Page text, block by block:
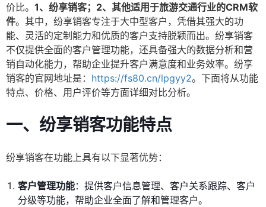
价比。 1、纷享销客；2、其他适用于旅游交通行业的CRM软
件。其中，纷享销客专注于大中型客户，凭借其强大的功
能、灵活的定制能力和优质的客户支持脱颖而出。纷享销客
不仅提供全面的客户管理功能，还具备强大的数据分析和营
销自动化能力，帮助企业提升客户满意度和业务效率。纷享
销客的官网地址是： https://fs80.cn/lpgyy2。下面将从功能
特点、价格、用户评价等方面详细对比分析。
一、纷享销客功能特点
纷享销客在功能上具有以下显著优势：
客户管理功能：提供客户信息管理、客户关系跟踪、客户
分级等功能，帮助企业全面了解和管理客户。